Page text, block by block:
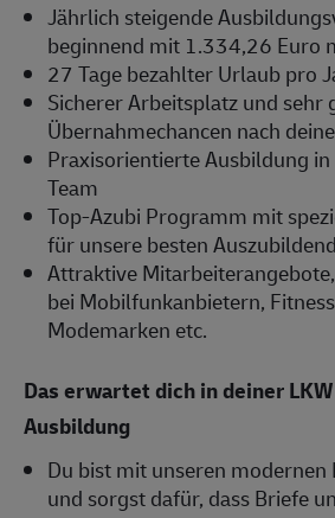
Jährlich steigende
beginnend mit 1.334,26 Euro
27 Tage bezahlter Urlaub pro
Sicherer Arbeitsplatz und sehr
Übernahmechancen nach
Praxisorientierte Ausbildung
Team
Top-Azubi Programm mit
für unsere besten
Attraktive
bei Mobilfunkanbietern,
Modemarken etc.
Das erwartet dich in deiner
Ausbildung
Du bist mit unseren modernen
und sorgst dafür, dass Briefe